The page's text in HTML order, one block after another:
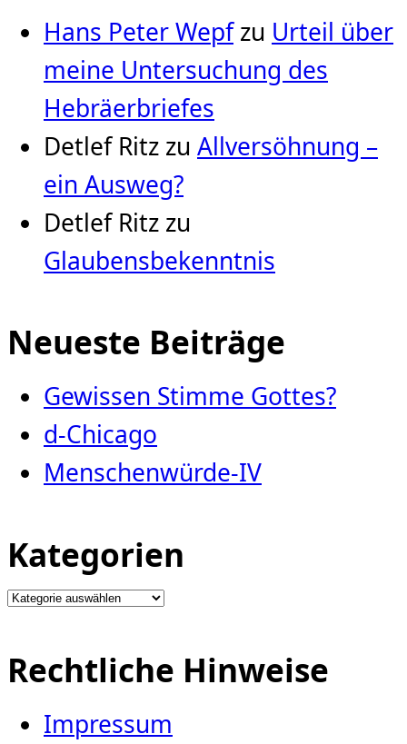
Hans Peter Wepfzu Urteil über
meine Untersuchung des
Hebräerbriefes
Detlef Ritz zu Allversöhnung –
ein Ausweg?
Detlef Ritz zu
Glaubensbekenntnis
Neueste Beiträge
Gewissen Stimme Gottes?
d-Chicago
Menschenwürde-IV
Kategorien
Kategorien
Rechtliche Hinweise
Impressum